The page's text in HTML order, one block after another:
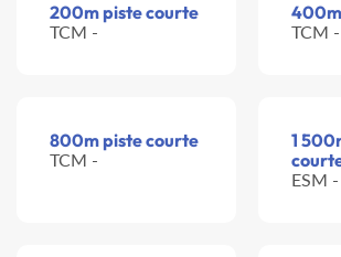
200m piste courte
TCM - TCM -
800m piste courte
TCM -
1
ESM -